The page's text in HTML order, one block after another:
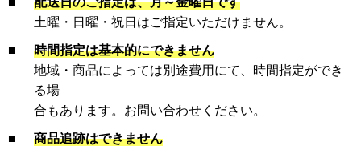
土曜・日曜・祝日はご指定いただけません。
■
時間指定は基本的にできません
地域・商品によっては別途費用にて、時間指定ができ
る場
合もあります。お問い合わせください。
■
商品追跡はできません